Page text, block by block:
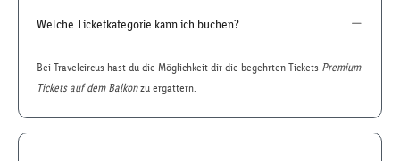
Welche Ticketkategorie kann ich buchen?
Bei Travelcircus hast du die Möglichkeit dir die begehrten Tickets Premium
Tickets auf dem Balkonzu ergattern.